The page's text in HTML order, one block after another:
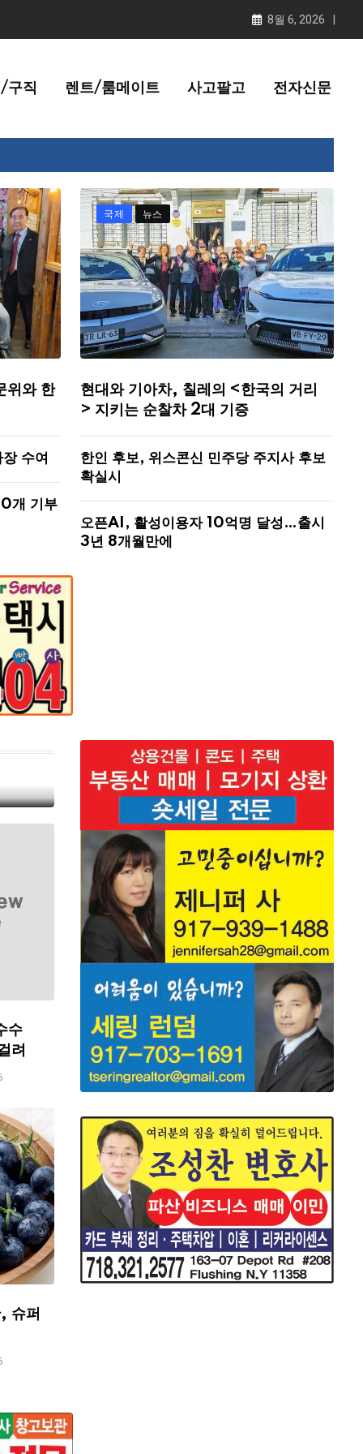
8월 6, 2026
구직 렌트/룸메이트 사고팔고 전자신문
위와 한
수여
개 기부
국제 뉴스
현대와 기아차, 칠레의 <한국의 거리
> 지키는 순찰차 2대 기증
한인 후보, 위스콘신 민주당 주지사 후보
확실시
오픈AI, 활성이용자 10억명 달성…출시
3년 8개월만에
수
려
슈퍼